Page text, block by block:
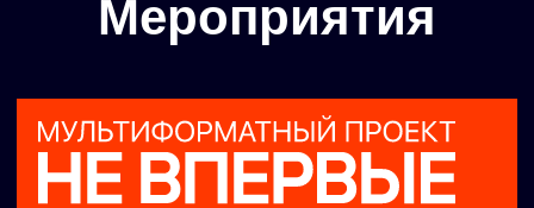
23.o9 — 29.o9.2o24